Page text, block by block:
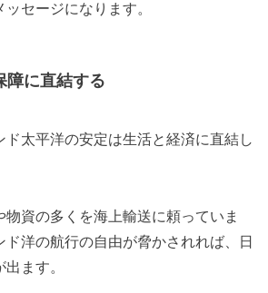
セージになります。
障に直結する
ド太平洋の安定は生活と経済に直結し
物資の多くを海上輸送に頼っていま
洋の航行の自由が脅かされれば、日
ます。